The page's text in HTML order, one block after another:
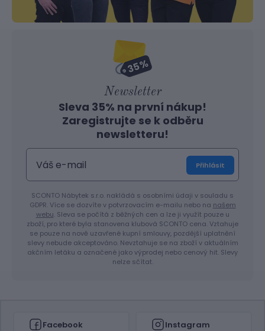
Newsletter
Sleva 35% na první nákup!
Zaregistrujte se k odběru
newsletteru!
Přihlásit
SCONTO Nábytek s.r.o. nakládá s osobními údaji v souladu s
GDPR. Více se dozvíte v potvrzovacím e-mailu nebo na našem
webu. Sleva se počítá z běžných cen a lze ji využít pouze u
zboží, pro které byla stanovena klubová SCONTO cena. Vztahuje
se pouze na nově uzavřené kupní smlouvy, pozdější uplatnění
slevy nebude akceptováno. Nevztahuje se na zboží v aktuálním
akčním letáku a označené jako výprodej nebo cenový hit. Slevy
nelze sčítat.
Facebook Instagram